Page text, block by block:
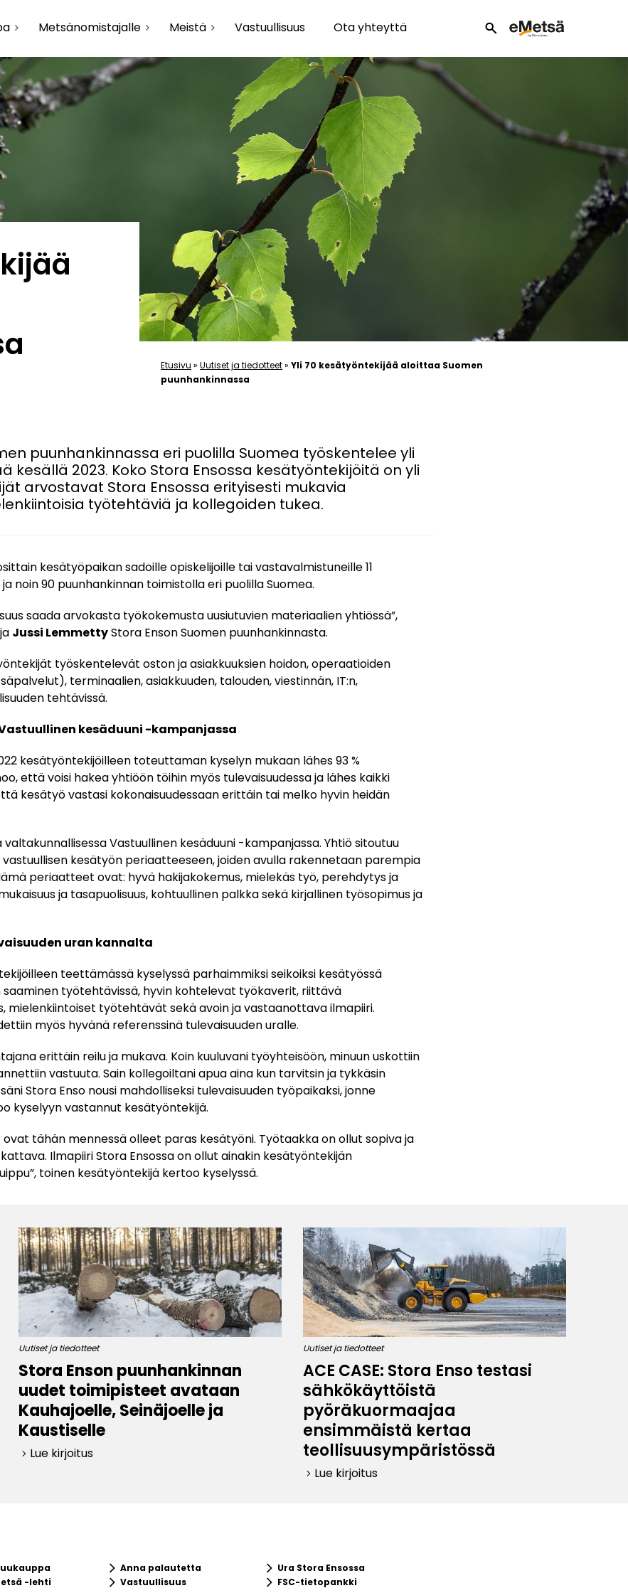
Metsänomistajalle Meistä Vastuullisuus Ota yhteyttä search
Etusivu » Uutiset ja tiedotteet» Yli 70 kesätyöntekijää aloittaa Suomen
puunhankinnassa
puunhankinnassa eri puolilla Suomea työskentelee yli
kesällä 2023. Koko Stora Ensossa kesätyöntekijöitä on yli
arvostavat Stora Ensossa erityisesti mukavia
työtehtäviä ja kollegoiden tukea.
kesätyöpaikan sadoille opiskelijoille tai vastavalmistuneille 11
noin 90 puunhankinnan toimistolla eri puolilla Suomea.
saada arvokasta työkokemusta uusiutuvien materiaalien yhtiössä”,
Jussi LemmettyStora Enson Suomen puunhankinnasta.
työskentelevät oston ja asiakkuuksien hoidon, operaatioiden
terminaalien, asiakkuuden, talouden, viestinnän, IT:n,
tehtävissä.
kesäduuni -kampanjassa
kesätyöntekijöilleen toteuttaman kyselyn mukaan lähes 93 %
että voisi hakea yhtiöön töihin myös tulevaisuudessa ja lähes kaikki
kesätyö vastasi kokonaisuudessaan erittäin tai melko hyvin heidän
valtakunnallisessa Vastuullinen kesäduuni -kampanjassa. Yhtiö sitoutuu
kesätyön periaatteeseen, joiden avulla rakennetaan parempia
periaatteet ovat: hyvä hakijakokemus, mielekäs työ, perehdytys ja
ja tasapuolisuus, kohtuullinen palkka sekä kirjallinen työsopimus ja
uran kannalta
teettämässä kyselyssä parhaimmiksi seikoiksi kesätyössä
työtehtävissä, hyvin kohtelevat työkaverit, riittävä
mielenkiintoiset työtehtävät sekä avoin ja vastaanottava ilmapiiri.
myös hyvänä referenssinä tulevaisuuden uralle.
erittäin reilu ja mukava. Koin kuuluvani työyhteisöön, minuun uskottiin
vastuuta. Sain kollegoiltani apua aina kun tarvitsin ja tykkäsin
Stora Enso nousi mahdolliseksi tulevaisuuden työpaikaksi, jonne
kyselyyn vastannut kesätyöntekijä.
ovat tähän mennessä olleet paras kesätyöni. Työtaakka on ollut sopiva ja
Ilmapiiri Stora Ensossa on ollut ainakin kesätyöntekijän
toinen kesätyöntekijä kertoo kyselyssä.
Uutiset ja tiedotteet
Stora Enson puunhankinnan
uudet toimipisteet avataan
Kauhajoelle, Seinäjoelle ja
Kaustiselle
keyboard_arrow_right Lue kirjoitus
Uutiset ja tiedotteet
ACE CASE: Stora Enso testasi
sähkökäyttöistä
pyöräkuormaajaa
ensimmäistä kertaa
teollisuusympäristössä
keyboard_arrow_right Lue kirjoitus
-lehti
keyboard_arrow_rightAnna palautetta
keyboard_arrow_rightVastuullisuus
keyboard_arrow_rightUra Stora Ensossa
keyboard_arrow_rightFSC-tietopankki